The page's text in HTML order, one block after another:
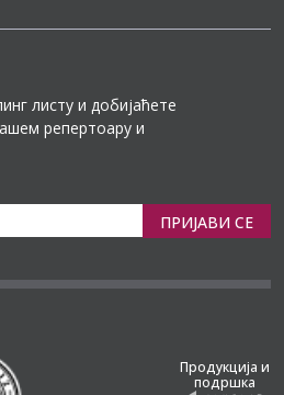
листу и добијаћете
репертоару и
ПРИЈАВИ СЕ
Продукција и
подршка